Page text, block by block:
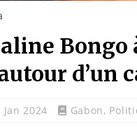
d’un
Jan 2024 Gabon,